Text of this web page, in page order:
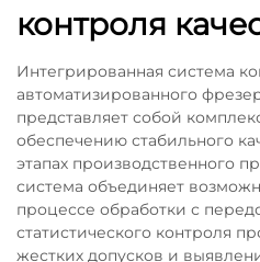
контроля
Интегрированная система
автоматизированного
представляет собой
обеспечению стабильного
этапах производственного
система объединяет
процессе обработки с
статистического контроля
жестких допусков и